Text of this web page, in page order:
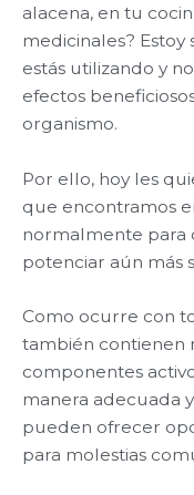
alacena, en tu
medicinales? Estoy
estás utilizando y
efectos
organismo.
Por ello, hoy les
que encontramos
normalmente para
potenciar aún más
Como ocurre con
también contienen
componentes
manera adecuada
pueden ofrecer
para molestias